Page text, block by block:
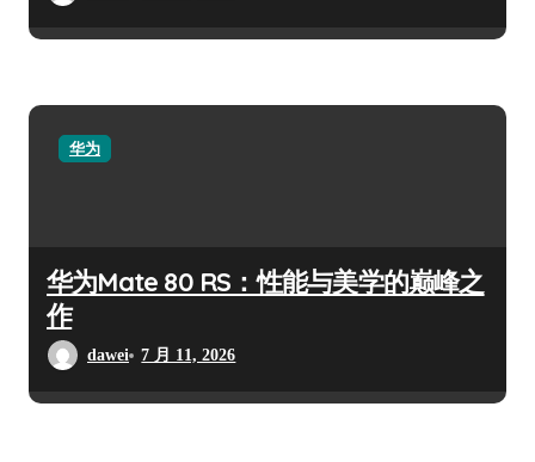
华为
华为Mate 80 RS：性能与美学的巅峰之
作
dawei 7 月 11, 2026